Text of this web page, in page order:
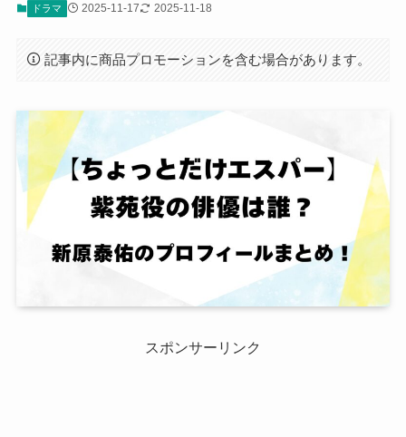
ドラマ 2025-11-17 2025-11-18
記事内に商品プロモーションを含む場合があります。
スポンサーリンク